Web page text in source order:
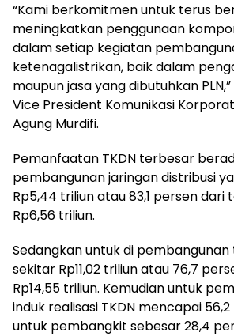
“Kami berkomitmen untuk terus
meningkatkan penggunaan
dalam setiap kegiatan
ketenagalistrikan, baik dalam
maupun jasa yang dibutuhkan
Vice President Komunikasi Korporat
Agung Murdifi.
Pemanfaatan TKDN terbesar
pembangunan jaringan distribusi
Rp5,44 triliun atau 83,1 persen dari
Rp6,56 triliun.
Sedangkan untuk di pembangunan
sekitar Rp11,02 triliun atau 76,7
Rp14,55 triliun. Kemudian untuk
induk realisasi TKDN mencapai
untuk pembangkit sebesar 28,4